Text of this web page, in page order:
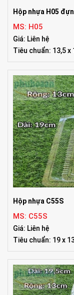
Hộp nhựa H05
MS: H05
Giá: Liên hệ
Tiêu chuẩn: 13,5 x
Hộp nhựa C55S
MS: C55S
Giá: Liên hệ
Tiêu chuẩn: 19 x